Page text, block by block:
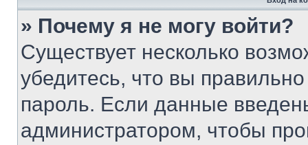
» Почему я не могу войти?
Существует несколько
убедитесь, что вы
пароль. Если данные
администратором, чтобы